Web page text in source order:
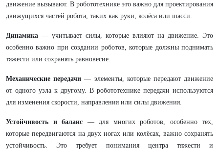
движение вызывают. В робототехнике это важно для проектирования
движущихся частей робота, таких как руки, колёса или шасси.
Динамика — учитывает силы, которые влияют на движение. Это
особенно важно при создании роботов, которые должны поднимать
тяжести или сохранять равновесие.
Механические передачи — элементы, которые передают движение
от одного узла к другому. В робототехнике передачи используются
для изменения скорости, направления или силы движения.
Устойчивость и баланс — для многих роботов, особенно тех,
которые передвигаются на двух ногах или колёсах, важно сохранять
устойчивость. Это требует понимания центра тяжести и